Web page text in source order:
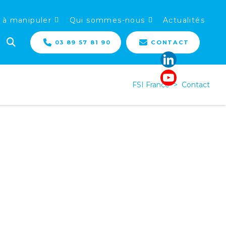
à manipuler Qui sommes-nous Actualités
03 89 57 81 90 CONTACT
FSI France > Contact